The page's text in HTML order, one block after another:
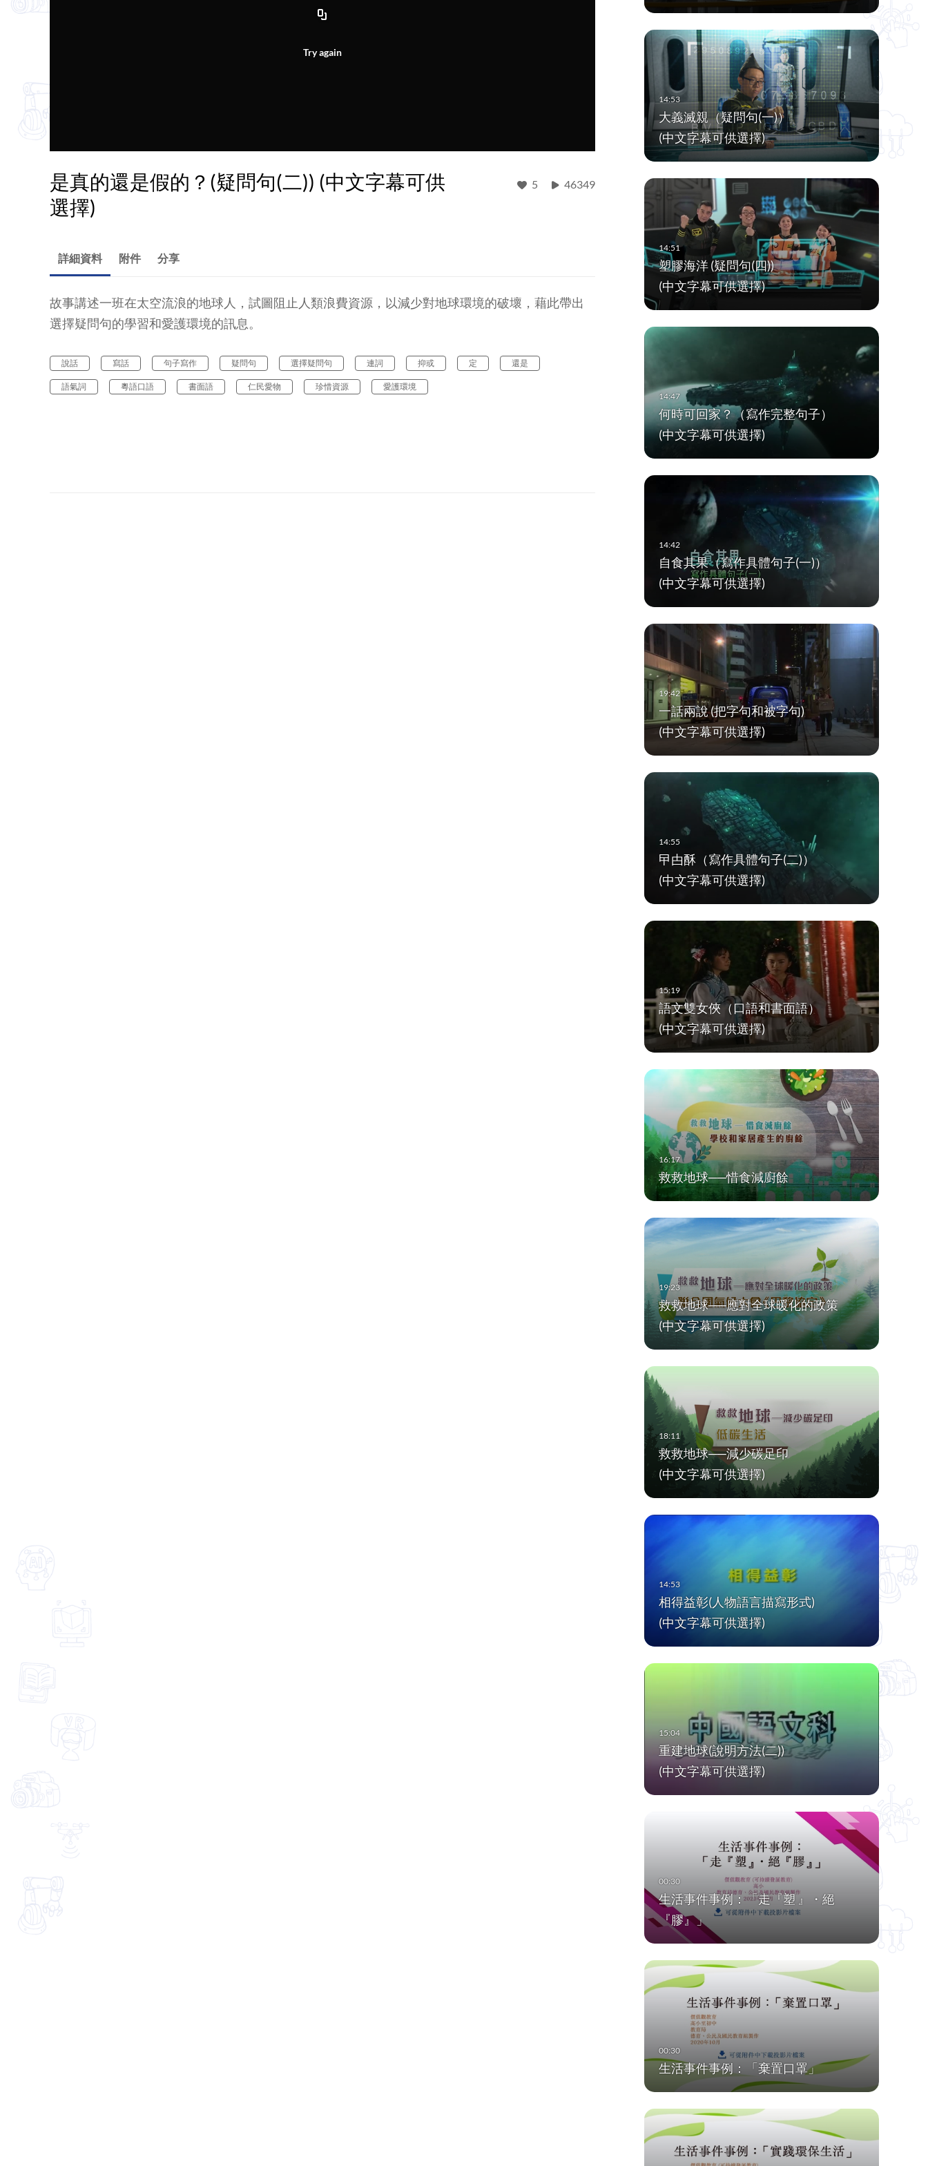
Try again
是真的還是假的？(疑問句(二)) (中文字幕可供
選擇)
5 46349
大義滅親（疑問句(一)）
(中文字幕可供選擇)
塑膠海洋 (疑問句(四))
(中文字幕可供選擇)
何時可回家？（寫作完整句子）
(中文字幕可供選擇)
自食其果（寫作具體句子(一)）
(中文字幕可供選擇)
一話兩說 (把字句和被字句)
(中文字幕可供選擇)
曱甴酥（寫作具體句子(二)）
(中文字幕可供選擇)
語文雙女俠（口語和書面語）
(中文字幕可供選擇)
救救地球──惜食減廚餘
救救地球──應對全球暖化的政策
(中文字幕可供選擇)
救救地球──減少碳足印
(中文字幕可供選擇)
相得益彰(人物語言描寫形式)
(中文字幕可供選擇)
重建地球(說明方法(二))
(中文字幕可供選擇)
生活事件事例：「走『塑 』・絕
『膠』」
生活事件事例：「棄置口罩」
詳細資料 附件 分享
故事講述一班在太空流浪的地球人，試圖阻止人類浪費資源，以減少對地球環境的破壞，藉此帶出
選擇疑問句的學習和愛護環境的訊息。
說話 寫話 句子寫作 疑問句 選擇疑問句 連詞 抑或 定 還是
語氣詞 粵語口語 書面語 仁民愛物 珍惜資源 愛護環境